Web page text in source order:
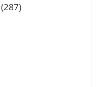
(287)